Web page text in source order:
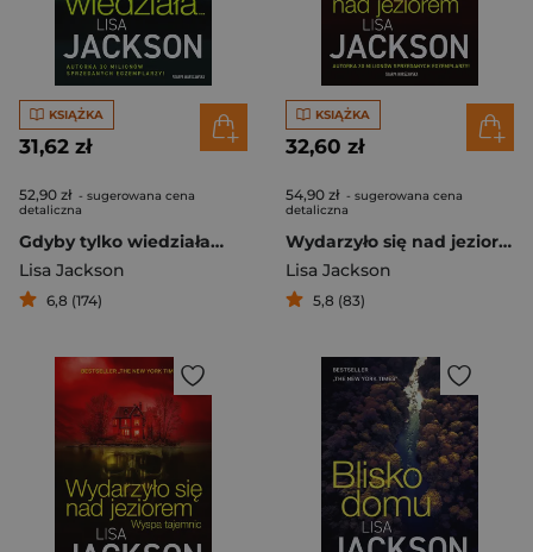
KSIĄŻKA
31,62 zł
52,90 zł - sugerowana cena
detaliczna
Gdyby tylko wiedziała…
Lisa Jackson
6,8 (174)
KSIĄŻKA
32,60 zł
54,90 zł - sugerowana cena
detaliczna
Wydarzyło się nad jeziorem
Lisa Jackson
5,8 (83)